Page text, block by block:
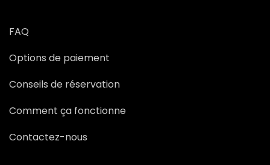
FAQ
Options de paiement
Conseils de réservation
Comment ça fonctionne
Contactez-nous